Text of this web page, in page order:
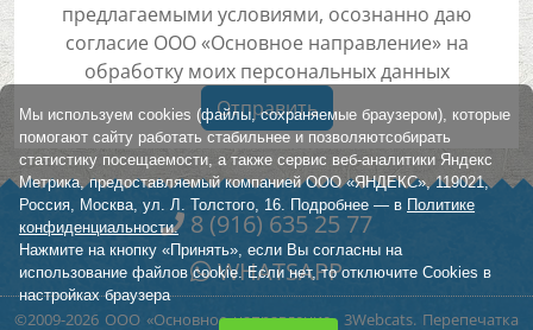
предлагаемыми условиями, осознанно даю
согласие ООО «Основное направление» на
обработку моих персональных данных
Отправить
8 (916) 635 25 77
WHATSAPP
©2009-2026 ООО «Основное направление» 3Webcats. Перепечатка
Мы используем cookies (файлы, сохраняемые браузером), которые
помогают сайту работать стабильнее и позволяютсобирать
статистику посещаемости, а также сервис веб-аналитики Яндекс
Метрика, предоставляемый компанией ООО «ЯНДЕКС», 119021,
Россия, Москва, ул. Л. Толстого, 16. Подробнее — в Политике
конфиденциальности.
Нажмите на кнопку «Принять», если Вы согласны на
использование файлов cookie. Если нет, то отключите Cookies в
настройках браузера